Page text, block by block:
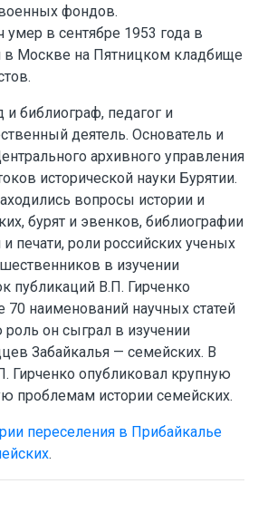
фондов.
в сентябре 1953 года в
в Москве на Пятницком кладбище
библиограф, педагог и
деятель. Основатель и
архивного управления
исторической науки Бурятии.
вопросы истории и
бурят и эвенков, библиографии
печати, роли российских ученых
в изучении
публикаций В.П. Гирченко
наименований научных статей
он сыграл в изучении
Забайкалья — семейских. В
Гирченко опубликовал крупную
проблемам истории семейских.
переселения в Прибайкалье
.